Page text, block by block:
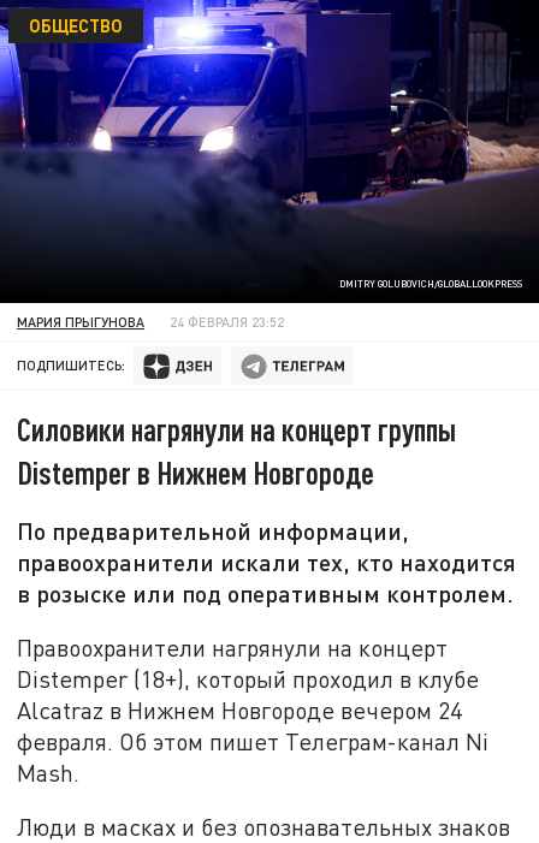
DMITRY GOLUBOVICH/GLOBALLOOKPRESS
ОБЩЕСТВО
МАРИЯ ПРЫГУНОВА 24 ФЕВРАЛЯ 23:52
ПОДПИШИТЕСЬ:
Силовики нагрянули на концерт группы
Distemper в Нижнем Новгороде
По предварительной информации,
правоохранители искали тех, кто находится
в розыске или под оперативным контролем.
Правоохранители нагрянули на концерт
Distemper (18+), который проходил в клубе
Alcatraz в Нижнем Новгороде вечером 24
февраля. Об этом пишет Телеграм-канал Ni
Mash.
Люди в масках и без опознавательных знаков